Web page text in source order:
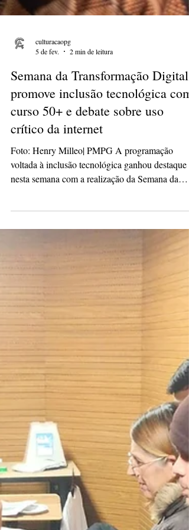
5 de fev.
2 min de leitura
Semana da Transformação Digital
promove inclusão tecnológica com
curso 50+ e debate sobre uso
crítico da internet
Foto: Henry Milleo| PMPG A programação
por meio da Agência de Inovação e
Desenvolvimento e da Estação Hub. A iniciativa
reforça políticas públicas voltadas à
democratização do acesso à tecnologia e à
capacitação da população para o ambiente digital.
A agenda começou na quarta-feira (4) com o
“Como usar o computador e a internet (50+)